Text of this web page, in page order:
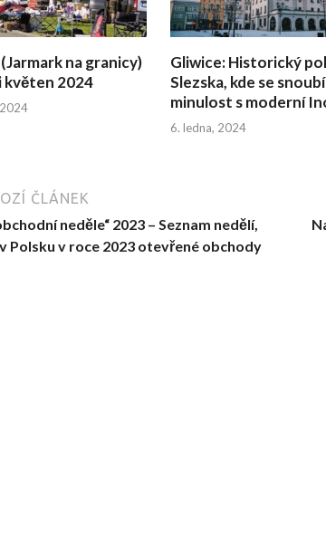
na granicy)
květen 2024
Gliwice: Historický
Slezska, kde se snoubí
minulost s moderní
6. ledna, 2024
ČLÁNEK
neděle“ 2023 – Seznam nedělí,
Polsku v roce 2023 otevřené obchody